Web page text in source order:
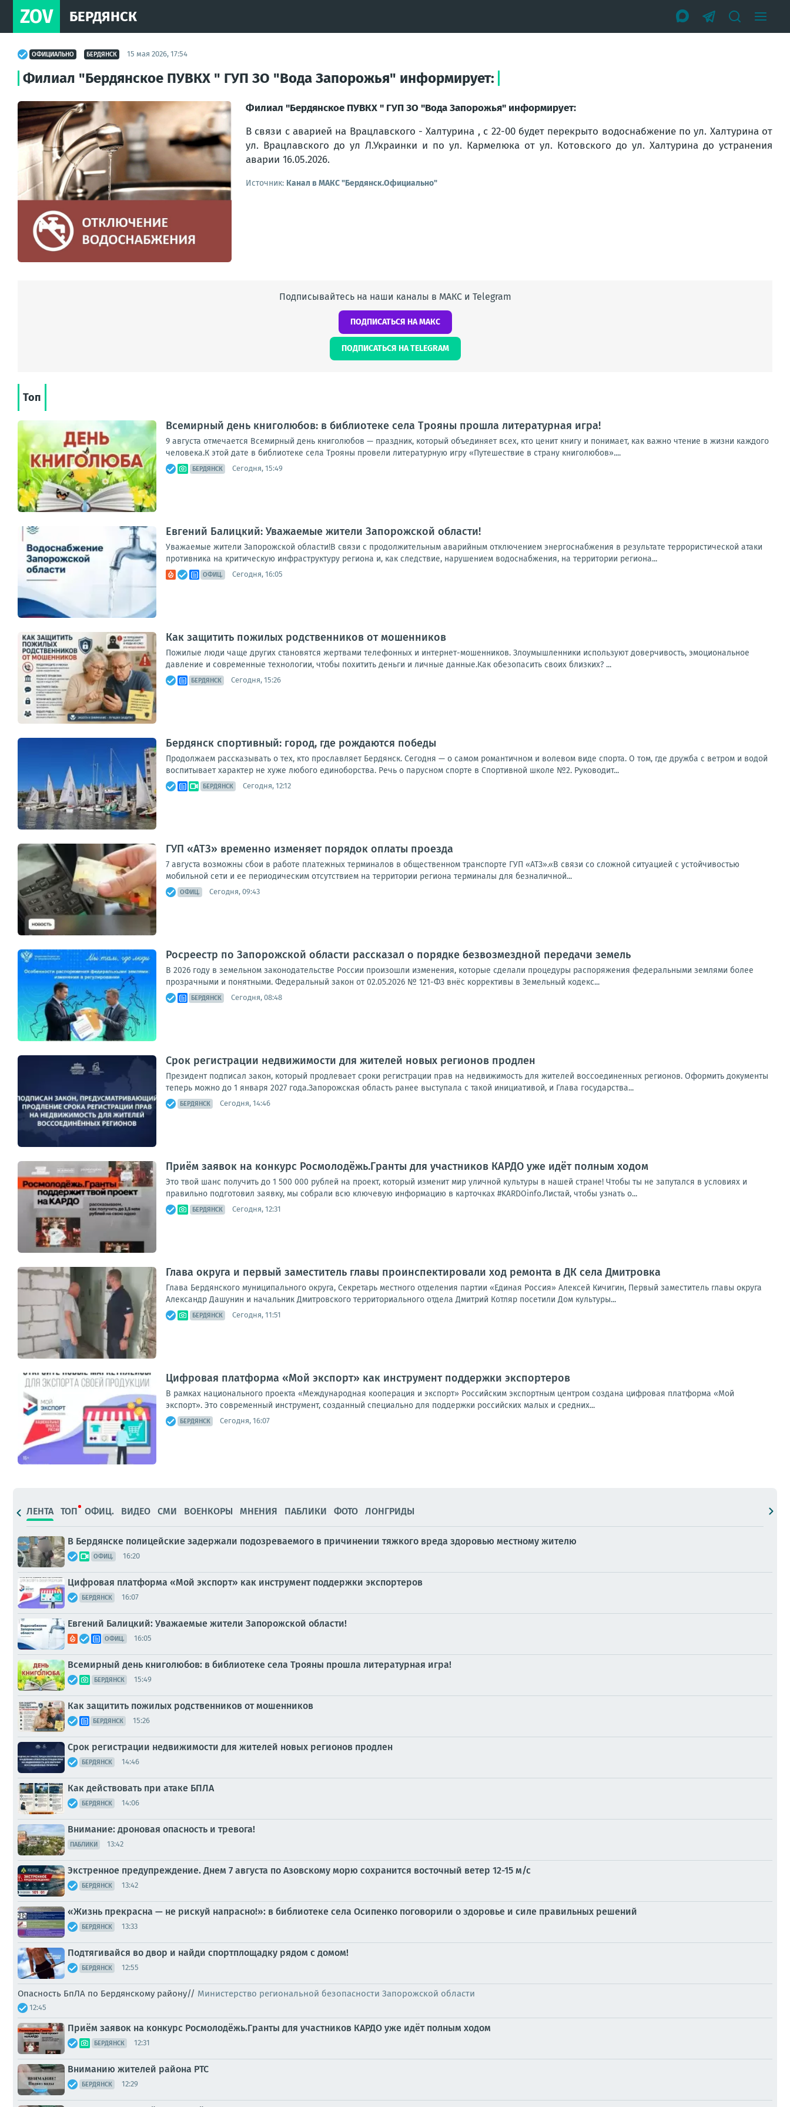
ZOV БЕРДЯНСК
ОФИЦИАЛЬНО БЕРДЯНСК 15 мая 2026, 17:54
Филиал "Бердянское ПУВКХ " ГУП ЗО "Вода Запорожья" информирует:
Филиал "Бердянское ПУВКХ " ГУП ЗО "Вода Запорожья" информирует:
В связи с аварией на Врацлавского - Халтурина , с 22-00 будет перекрыто водоснабжение по ул. Халтурина от
ул. Врацлавского до ул Л.Украинки и по ул. Кармелюка от ул. Котовского до ул. Халтурина до устранения
аварии 16.05.2026.
Источник: Канал в МАКС "Бердянск.Официально"
Подписывайтесь на наши каналы в МАКС и Telegram
ПОДПИСАТЬСЯ НА МАКС
ПОДПИСАТЬСЯ НА TELEGRAM
Топ
Всемирный день книголюбов: в библиотеке села Трояны прошла литературная игра!
9 августа отмечается Всемирный день книголюбов — праздник, который объединяет всех, кто ценит книгу и понимает, как важно чтение в жизни каждого
человека.К этой дате в библиотеке села Трояны провели литературную игру «Путешествие в страну книголюбов»....
БЕРДЯНСК Сегодня, 15:49
Евгений Балицкий: Уважаемые жители Запорожской области!
Уважаемые жители Запорожской области!В связи с продолжительным аварийным отключением энергоснабжения в результате террористической атаки
противника на критическую инфраструктуру региона и, как следствие, нарушением водоснабжения, на территории региона...
ОФИЦ. Сегодня, 16:05
Как защитить пожилых родственников от мошенников
Пожилые люди чаще других становятся жертвами телефонных и интернет-мошенников. Злоумышленники используют доверчивость, эмоциональное
давление и современные технологии, чтобы похитить деньги и личные данные.Как обезопасить своих близких? ...
БЕРДЯНСК Сегодня, 15:26
Бердянск спортивный: город, где рождаются победы
Продолжаем рассказывать о тех, кто прославляет Бердянск. Сегодня — о самом романтичном и волевом виде спорта. О том, где дружба с ветром и водой
воспитывает характер не хуже любого единоборства. Речь о парусном спорте в Спортивной школе №2. Руководит...
БЕРДЯНСК Сегодня, 12:12
ГУП «АТЗ» временно изменяет порядок оплаты проезда
7 августа возможны сбои в работе платежных терминалов в общественном транспорте ГУП «АТЗ».«В связи со сложной ситуацией с устойчивостью
мобильной сети и ее периодическим отсутствием на территории региона терминалы для безналичной...
ОФИЦ. Сегодня, 09:43
Росреестр по Запорожской области рассказал о порядке безвозмездной передачи земель
В 2026 году в земельном законодательстве России произошли изменения, которые сделали процедуры распоряжения федеральными землями более
прозрачными и понятными. Федеральный закон от 02.05.2026 № 121-ФЗ внёс коррективы в Земельный кодекс...
БЕРДЯНСК Сегодня, 08:48
Срок регистрации недвижимости для жителей новых регионов продлен
Президент подписал закон, который продлевает сроки регистрации прав на недвижимость для жителей воссоединенных регионов. Оформить документы
теперь можно до 1 января 2027 года.Запорожская область ранее выступала с такой инициативой, и Глава государства...
БЕРДЯНСК Сегодня, 14:46
Приём заявок на конкурс Росмолодёжь.Гранты для участников КАРДО уже идёт полным ходом
Это твой шанс получить до 1 500 000 рублей на проект, который изменит мир уличной культуры в нашей стране! Чтобы ты не запутался в условиях и
правильно подготовил заявку, мы собрали всю ключевую информацию в карточках #KARDOinfo.Листай, чтобы узнать о...
БЕРДЯНСК Сегодня, 12:31
Глава округа и первый заместитель главы проинспектировали ход ремонта в ДК села Дмитровка
Глава Бердянского муниципального округа, Секретарь местного отделения партии «Единая Россия» Алексей Кичигин, Первый заместитель главы округа
Александр Дашунин и начальник Дмитровского территориального отдела Дмитрий Котляр посетили Дом культуры...
БЕРДЯНСК Сегодня, 11:51
Цифровая платформа «Мой экспорт» как инструмент поддержки экспортеров
В рамках национального проекта «Международная кооперация и экспорт» Российским экспортным центром создана цифровая платформа «Мой
экспорт». Это современный инструмент, созданный специально для поддержки российских малых и средних...
БЕРДЯНСК Сегодня, 16:07
ЛЕНТА ТОП ОФИЦ. ВИДЕО СМИ ВОЕНКОРЫ МНЕНИЯ ПАБЛИКИ ФОТО ЛОНГРИДЫ
В Бердянске полицейские задержали подозреваемого в причинении тяжкого вреда здоровью местному жителю
ОФИЦ. 16:20
Цифровая платформа «Мой экспорт» как инструмент поддержки экспортеров
БЕРДЯНСК 16:07
Евгений Балицкий: Уважаемые жители Запорожской области!
ОФИЦ. 16:05
Всемирный день книголюбов: в библиотеке села Трояны прошла литературная игра!
БЕРДЯНСК 15:49
Как защитить пожилых родственников от мошенников
БЕРДЯНСК 15:26
Срок регистрации недвижимости для жителей новых регионов продлен
БЕРДЯНСК 14:46
Как действовать при атаке БПЛА
БЕРДЯНСК 14:06
Внимание: дроновая опасность и тревога!
ПАБЛИКИ 13:42
Экстренное предупреждение. Днем 7 августа по Азовскому морю сохранится восточный ветер 12-15 м/с
БЕРДЯНСК 13:42
«Жизнь прекрасна — не рискуй напрасно!»: в библиотеке села Осипенко поговорили о здоровье и силе правильных решений
БЕРДЯНСК 13:33
Подтягивайся во двор и найди спортплощадку рядом с домом!
БЕРДЯНСК 12:55
Опасность БпЛА по Бердянскому району// Министерство региональной безопасности Запорожской области
12:45
Приём заявок на конкурс Росмолодёжь.Гранты для участников КАРДО уже идёт полным ходом
БЕРДЯНСК 12:31
Вниманию жителей района РТС
БЕРДЯНСК 12:29